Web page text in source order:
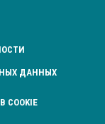
ДАННЫХ